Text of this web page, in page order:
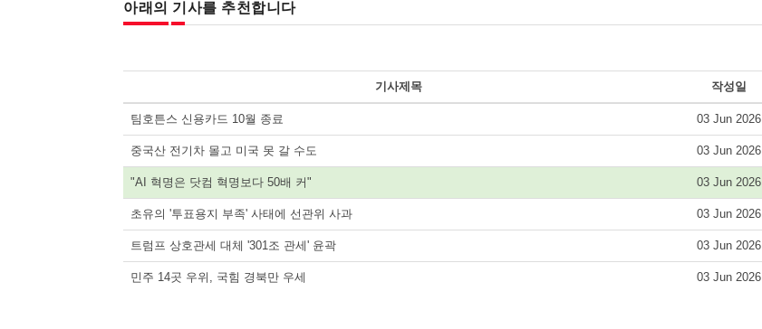
아래의 기사를 추천합니다
기사제목 작성일
팀호튼스 신용카드 10월 종료 03 Jun 2026
중국산 전기차 몰고 미국 못 갈 수도 03 Jun 2026
"AI 혁명은 닷컴 혁명보다 50배 커" 03 Jun 2026
초유의 '투표용지 부족' 사태에 선관위 사과 03 Jun 2026
트럼프 상호관세 대체 '301조 관세' 윤곽 03 Jun 2026
민주 14곳 우위, 국힘 경북만 우세 03 Jun 2026